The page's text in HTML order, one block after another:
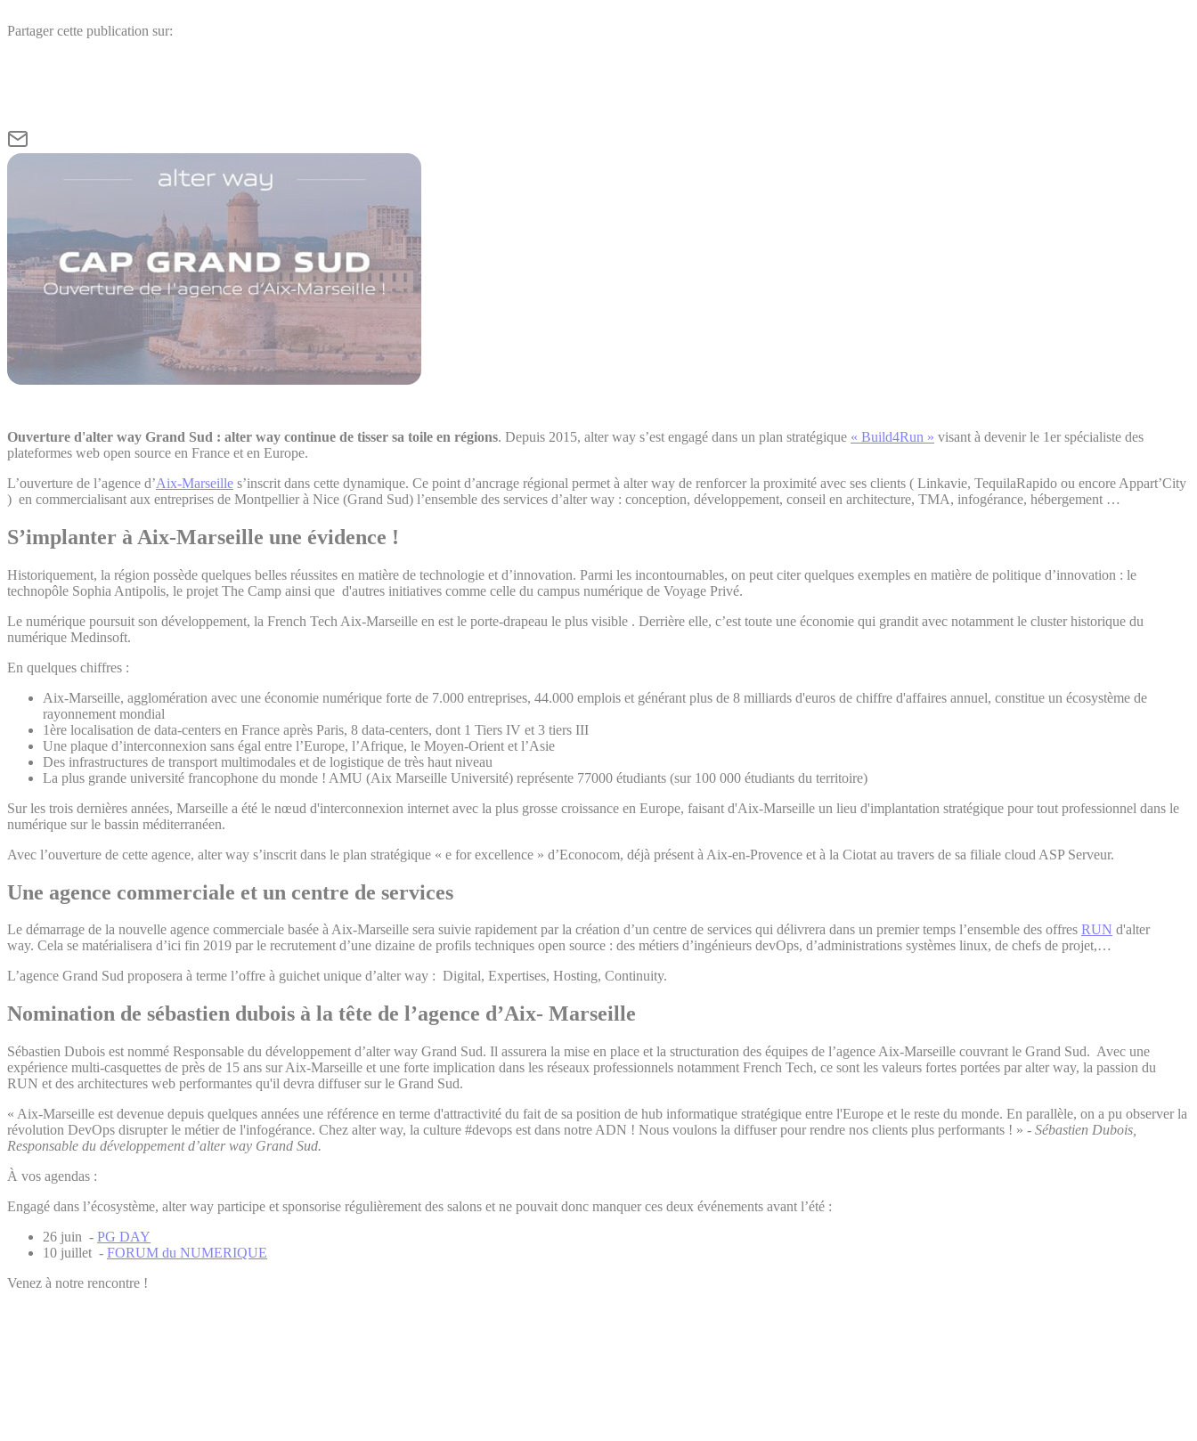
Partager cette publication sur:
Ouverture d'alter way Grand Sud : alter way continue de tisser sa toile en régions. Depuis 2015, alter way s’est engagé dans un plan stratégique « Build4Run » visant à devenir le 1er spécialiste des
plateformes web open source en France et en Europe.
L’ouverture de l’agence d’Aix-Marseille s’inscrit dans cette dynamique. Ce point d’ancrage régional permet à alter way de renforcer la proximité avec ses clients ( Linkavie, TequilaRapido ou encore Appart’City
) en commercialisant aux entreprises de Montpellier à Nice (Grand Sud) l’ensemble des services d’alter way : conception, développement, conseil en architecture, TMA, infogérance, hébergement …
S’implanter à Aix-Marseille une évidence !
Historiquement, la région possède quelques belles réussites en matière de technologie et d’innovation. Parmi les incontournables, on peut citer quelques exemples en matière de politique d’innovation : le
technopôle Sophia Antipolis, le projet The Camp ainsi que d'autres initiatives comme celle du campus numérique de Voyage Privé.
Le numérique poursuit son développement, la French Tech Aix-Marseille en est le porte-drapeau le plus visible . Derrière elle, c’est toute une économie qui grandit avec notamment le cluster historique du
numérique Medinsoft.
En quelques chiffres :
Aix-Marseille, agglomération avec une économie numérique forte de 7.000 entreprises, 44.000 emplois et générant plus de 8 milliards d'euros de chiffre d'affaires annuel, constitue un écosystème de
rayonnement mondial
1ère localisation de data-centers en France après Paris, 8 data-centers, dont 1 Tiers IV et 3 tiers III
Une plaque d’interconnexion sans égal entre l’Europe, l’Afrique, le Moyen-Orient et l’Asie
Des infrastructures de transport multimodales et de logistique de très haut niveau
La plus grande université francophone du monde ! AMU (Aix Marseille Université) représente 77000 étudiants (sur 100 000 étudiants du territoire)
Sur les trois dernières années, Marseille a été le nœud d'interconnexion internet avec la plus grosse croissance en Europe, faisant d'Aix-Marseille un lieu d'implantation stratégique pour tout professionnel dans le
numérique sur le bassin méditerranéen.
Avec l’ouverture de cette agence, alter way s’inscrit dans le plan stratégique « e for excellence » d’Econocom, déjà présent à Aix-en-Provence et à la Ciotat au travers de sa filiale cloud ASP Serveur.
Une agence commerciale et un centre de services
Le démarrage de la nouvelle agence commerciale basée à Aix-Marseille sera suivie rapidement par la création d’un centre de services qui délivrera dans un premier temps l’ensemble des offres RUN d'alter
way. Cela se matérialisera d’ici fin 2019 par le recrutement d’une dizaine de profils techniques open source : des métiers d’ingénieurs devOps, d’administrations systèmes linux, de chefs de projet,…
L’agence Grand Sud proposera à terme l’offre à guichet unique d’alter way : Digital, Expertises, Hosting, Continuity.
Nomination de sébastien dubois à la tête de l’agence d’Aix- Marseille
Sébastien Dubois est nommé Responsable du développement d’alter way Grand Sud. Il assurera la mise en place et la structuration des équipes de l’agence Aix-Marseille couvrant le Grand Sud. Avec une
expérience multi-casquettes de près de 15 ans sur Aix-Marseille et une forte implication dans les réseaux professionnels notamment French Tech, ce sont les valeurs fortes portées par alter way, la passion du
RUN et des architectures web performantes qu'il devra diffuser sur le Grand Sud.
« Aix-Marseille est devenue depuis quelques années une référence en terme d'attractivité du fait de sa position de hub informatique stratégique entre l'Europe et le reste du monde. En parallèle, on a pu observer la
révolution DevOps disrupter le métier de l'infogérance. Chez alter way, la culture #devops est dans notre ADN ! Nous voulons la diffuser pour rendre nos clients plus performants ! » - Sébastien Dubois,
Responsable du développement d’alter way Grand Sud.
À vos agendas :
Engagé dans l’écosystème, alter way participe et sponsorise régulièrement des salons et ne pouvait donc manquer ces deux événements avant l’été :
26 juin - PG DAY
10 juillet - FORUM du NUMERIQUE
Venez à notre rencontre !